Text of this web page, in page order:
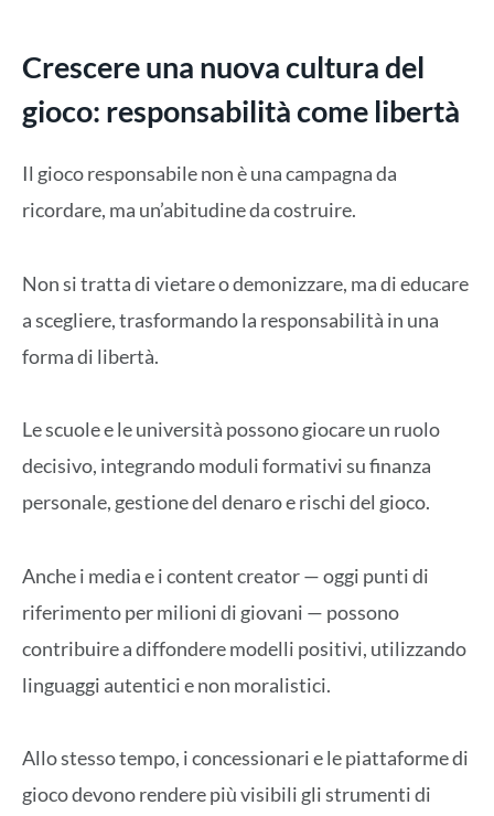
Crescere una nuova cultura del
gioco: responsabilità come libertà
Il gioco responsabile non è una campagna da
ricordare, ma un’abitudine da costruire.
Non si tratta di vietare o demonizzare, ma di educare
a scegliere, trasformando la responsabilità in una
forma di libertà.
Le scuole e le università possono giocare un ruolo
decisivo, integrando moduli formativi su finanza
personale, gestione del denaro e rischi del gioco.
Anche i media e i content creator — oggi punti di
riferimento per milioni di giovani — possono
contribuire a diffondere modelli positivi, utilizzando
linguaggi autentici e non moralistici.
Allo stesso tempo, i concessionari e le piattaforme di
gioco devono rendere più visibili gli strumenti di